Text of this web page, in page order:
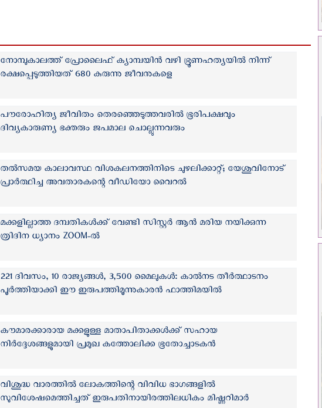
നോമ്പുകാലത്ത് പ്രോലൈഫ് ക്യാമ്പയിന്‍ വഴി ഭ്രൂണഹത്യയില്‍ നിന്ന്
രക്ഷപ്പെടുത്തിയത് 680 കുരുന്നു ജീവനുകളെ
പൗരോഹിത്യ ജീവിതം തെരഞ്ഞെടുത്തവരിൽ ഭൂരിപക്ഷവും
ദിവ്യകാരുണ്യ ഭക്തരും ജപമാല ചൊല്ലുന്നവരും
തൽസമയ കാലാവസ്ഥ വിശകലനത്തിനിടെ ചുഴലിക്കാറ്റ്; യേശുവിനോട്
പ്രാർത്ഥിച്ച അവതാരകന്റെ വീഡിയോ വൈറൽ
മക്കളില്ലാത്ത ദമ്പതികൾക്ക് വേണ്ടി സിസ്റ്റര്‍ ആന്‍ മരിയ നയിക്കുന്ന
ത്രിദിന ധ്യാനം ZOOM-ല്‍
221 ദിവസം, 10 രാജ്യങ്ങള്‍, 3,500 മൈലുകള്‍: കാല്‍നട തീര്‍ത്ഥാടനം
പൂര്‍ത്തിയാക്കി ഈ ഇരുപത്തിമൂന്നുകാരന്‍ ഫാത്തിമയില്‍
കൗമാരക്കാരായ മക്കളുള്ള മാതാപിതാക്കള്‍ക്ക് സഹായ
നിര്‍ദ്ദേശങ്ങളുമായി പ്രമുഖ കത്തോലിക്ക ഭൂതോച്ചാടകന്‍
വിശുദ്ധ വാരത്തില്‍ ലോകത്തിന്റെ വിവിധ ഭാഗങ്ങളില്‍
സുവിശേഷമെത്തിച്ചത് ഇരുപതിനായിരത്തിലധികം മിഷ്ണറിമാര്‍